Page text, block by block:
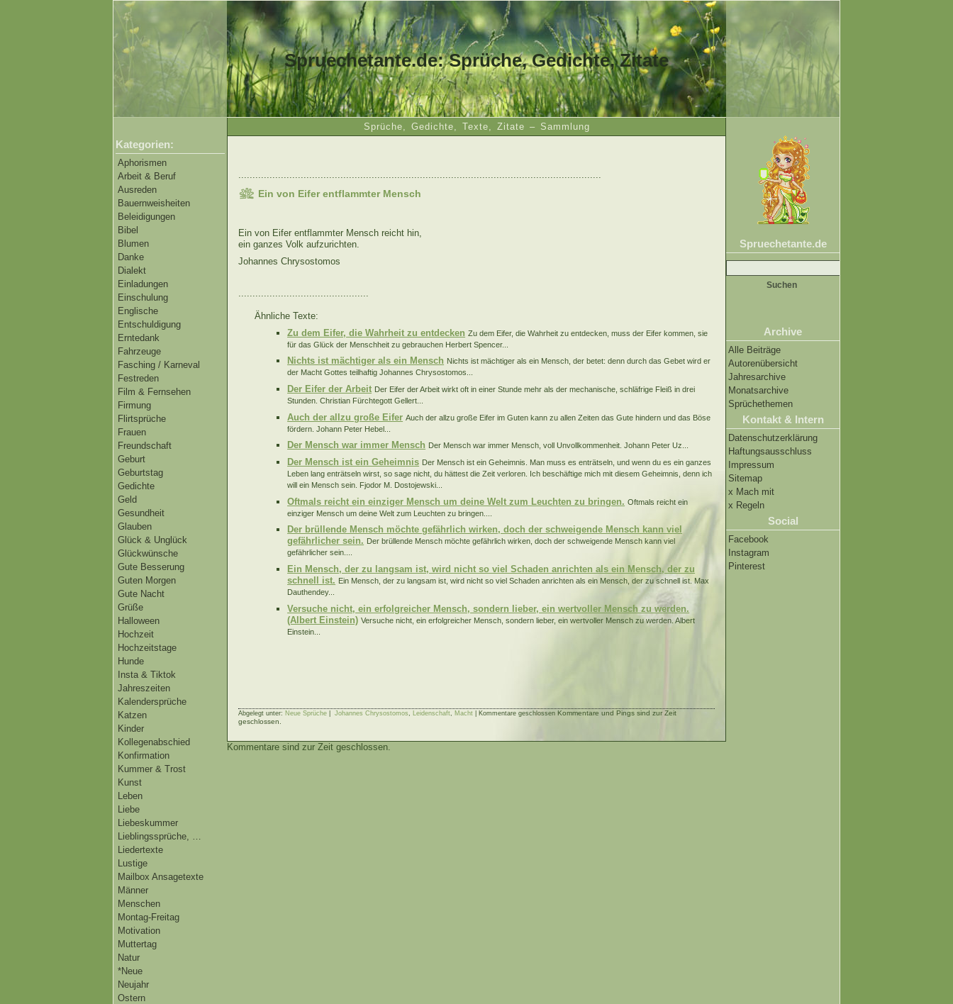
Spruechetante.de: Sprüche, Gedichte, Zitate
Sprüche, Gedichte, Texte, Zitate – Sammlung
Kategorien:
Aphorismen
Arbeit & Beruf
Ausreden
Bauernweisheiten
Beleidigungen
Bibel
Blumen
Danke
Dialekt
Einladungen
Einschulung
Englische
Entschuldigung
Erntedank
Fahrzeuge
Fasching / Karneval
Festreden
Film & Fernsehen
Firmung
Flirtsprüche
Frauen
Freundschaft
Geburt
Geburtstag
Gedichte
Geld
Gesundheit
Glauben
Glück & Unglück
Glückwünsche
Gute Besserung
Guten Morgen
Gute Nacht
Grüße
Halloween
Hochzeit
Hochzeitstage
Hunde
Insta & Tiktok
Jahreszeiten
Kalendersprüche
Katzen
Kinder
Kollegenabschied
Konfirmation
Kummer & Trost
Kunst
Leben
Liebe
Liebeskummer
Lieblingssprüche, …
Liedertexte
Lustige
Mailbox Ansagetexte
Männer
Menschen
Montag-Freitag
Motivation
Muttertag
Natur
*Neue
Neujahr
Ostern
Spruechetante.de
Suche
nach:
Archive
Alle Beiträge
Autorenübersicht
Jahresarchive
Monatsarchive
Sprüchethemen
Kontakt & Intern
Datenschutzerklärung
Haftungsausschluss
Impressum
Sitemap
x Mach mit
x Regeln
Social
Facebook
Instagram
Pinterest
................................................................................................................................
Ein von Eifer entflammter Mensch
Ein von Eifer entflammter Mensch reicht hin,
ein ganzes Volk aufzurichten.
Johannes Chrysostomos
Ähnliche Texte:
Zu dem Eifer, die Wahrheit zu entdecken Zu dem Eifer, die Wahrheit zu entdecken, muss der Eifer kommen, sie
für das Glück der Menschheit zu gebrauchen Herbert Spencer...
Nichts ist mächtiger als ein Mensch Nichts ist mächtiger als ein Mensch, der betet: denn durch das Gebet wird er
der Macht Gottes teilhaftig Johannes Chrysostomos...
Der Eifer der Arbeit Der Eifer der Arbeit wirkt oft in einer Stunde mehr als der mechanische, schläfrige Fleiß in drei
Stunden. Christian Fürchtegott Gellert...
Auch der allzu große Eifer Auch der allzu große Eifer im Guten kann zu allen Zeiten das Gute hindern und das Böse
fördern. Johann Peter Hebel...
Der Mensch war immer Mensch Der Mensch war immer Mensch, voll Unvollkommenheit. Johann Peter Uz...
Der Mensch ist ein Geheimnis Der Mensch ist ein Geheimnis. Man muss es enträtseln, und wenn du es ein ganzes
Leben lang enträtseln wirst, so sage nicht, du hättest die Zeit verloren. Ich beschäftige mich mit diesem Geheimnis, denn ich
will ein Mensch sein. Fjodor M. Dostojewski...
Oftmals reicht ein einziger Mensch um deine Welt zum Leuchten zu bringen. Oftmals reicht ein
einziger Mensch um deine Welt zum Leuchten zu bringen....
Der brüllende Mensch möchte gefährlich wirken, doch der schweigende Mensch kann viel
gefährlicher sein. Der brüllende Mensch möchte gefährlich wirken, doch der schweigende Mensch kann viel
gefährlicher sein....
Ein Mensch, der zu langsam ist, wird nicht so viel Schaden anrichten als ein Mensch, der zu
schnell ist. Ein Mensch, der zu langsam ist, wird nicht so viel Schaden anrichten als ein Mensch, der zu schnell ist. Max
Dauthendey...
Versuche nicht, ein erfolgreicher Mensch, sondern lieber, ein wertvoller Mensch zu werden.
(Albert Einstein) Versuche nicht, ein erfolgreicher Mensch, sondern lieber, ein wertvoller Mensch zu werden. Albert
Einstein...
Abgelegt unter: Neue Sprüche Johannes Chrysostomos, Leidenschaft, Macht Kommentare geschlossen Kommentare und Pings sind zur Zeit
geschlossen.
Kommentare sind zur Zeit geschlossen.